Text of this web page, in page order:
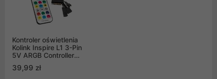
Kontroler oświetlenia
Kolink Inspire L1 3-Pin
5V ARGB Controller
39,99 zł